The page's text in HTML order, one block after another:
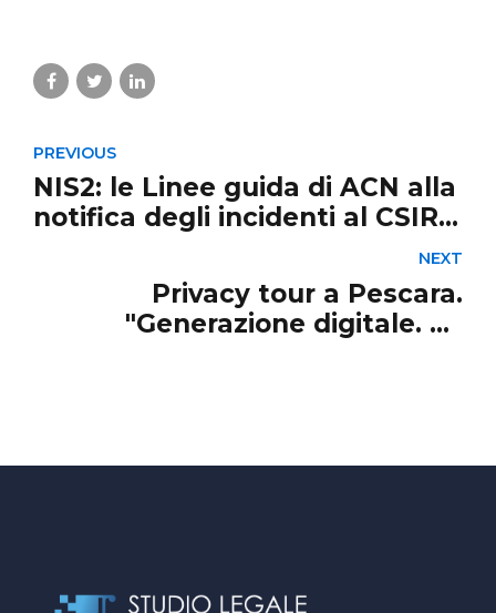
PREVIOUS
NIS2: le Linee guida di ACN alla
notifica degli incidenti al CSIRT
NEXT
Privacy tour a Pescara.
"Generazione digitale. La